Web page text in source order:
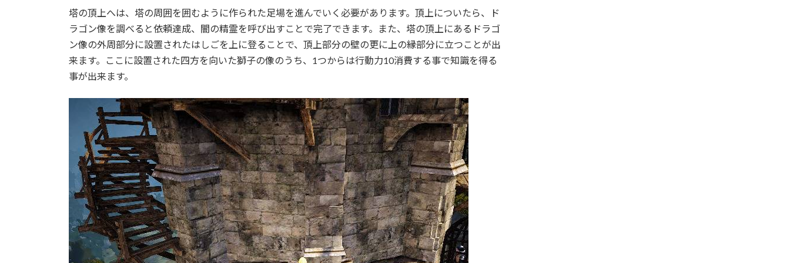
塔の頂上へは、塔の周囲を囲むように作られた足場を進んでいく必要があります。頂上についたら、ド
ラゴン像を調べると依頼達成、闇の精霊を呼び出すことで完了できます。また、塔の頂上にあるドラゴ
ン像の外周部分に設置されたはしごを上に登ることで、頂上部分の壁の更に上の縁部分に立つことが出
来ます。ここに設置された四方を向いた獅子の像のうち、1つからは行動力10消費する事で知識を得る
事が出来ます。